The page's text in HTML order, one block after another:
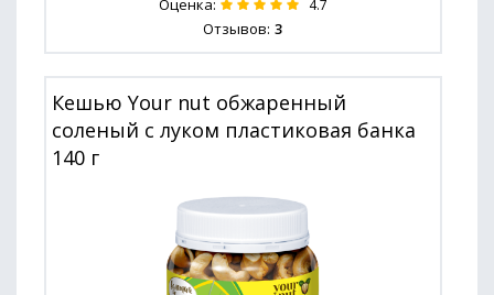
Оценка: 4.7
Отзывов: 3
Кешью Your nut обжаренный
соленый с луком пластиковая банка
140 г